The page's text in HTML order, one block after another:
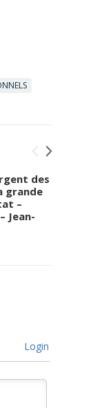
le
de
des
grande
–
Jean-
Login